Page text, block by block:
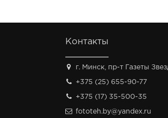
Контакты
г. Минск, пр-т Газеты
+375 (25) 655-90-77
+375 (17) 35-500-35
fototeh.by@yandex.ru